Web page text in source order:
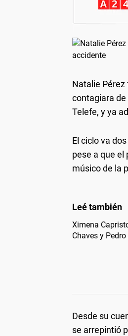
Natalie Pérez
contagiara de
Telefe, y ya
El ciclo va
pese a que el
músico de la
Ximena
Chaves y
Desde su
se arrepintió